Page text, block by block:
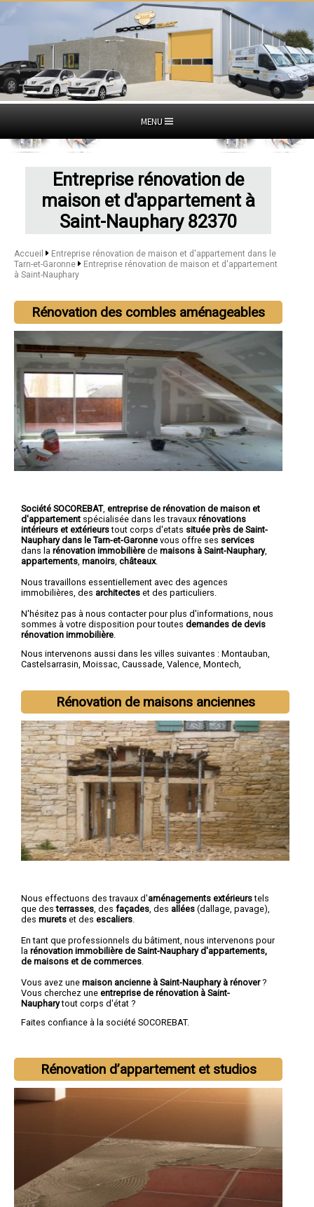
MENU
Entreprise rénovation de
maison et d'appartement à
Saint-Nauphary 82370
Accueil
Entreprise rénovation de maison et d'appartement dans le
Tarn-et-Garonne
Entreprise rénovation de maison et d'appartement
à Saint-Nauphary
Rénovation des combles aménageables
Société SOCOREBAT, entreprise de rénovation de maison et
d'appartement spécialisée dans les travaux rénovations
intérieurs et extérieurstout corps d'etats située près de Saint-
Nauphary dans le Tarn-et-Garonne vous offre ses services
dans la rénovation immobilière de maisons à Saint-Nauphary,
appartements manoirs châteaux.
Nous travaillons essentiellement avec des agences
immobilières, des architectes et des particuliers.
N'hésitez pas à nous contacter pour plus d'informations, nous
sommes à votre disposition pour toutes demandes de devis
rénovation immobilière
Nous intervenons aussi dans les villes suivantes : Montauban,
Castelsarrasin, Moissac, Caussade, Valence, Montech,
Rénovation de maisons anciennes
Nous effectuons des travaux d'aménagements extérieurstels
que desterrasses , des façades , des allées (dallage, pavage),
des murets et des escaliers
En tant que professionnels du bâtiment, nous intervenons pour
la rénovation immobilière de Saint-Nauphary d'appartements,
de maisons et de commerces
Vous avez une maison ancienne à Saint-Nauphary à rénover?
Vous cherchez une entreprise de rénovation à Saint-
Naupharytout corps d'état ?
Faites confiance à la société SOCOREBAT.
Rénovation d’appartement et studios